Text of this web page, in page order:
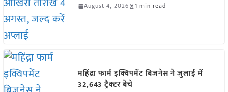
August 4, 2026 1 min read
महिंद्रा फार्म इक्विपमेंट बिजनेस ने जुलाई में
32,643 ट्रैक्टर बेचे